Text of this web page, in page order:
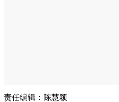
责任编辑：陈慧颖